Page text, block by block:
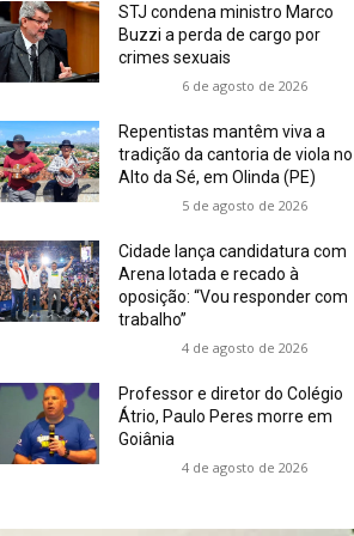
STJ condena ministro Marco
Buzzi a perda de cargo por
crimes sexuais
6 de agosto de 2026
Repentistas mantêm viva a
tradição da cantoria de viola no
Alto da Sé, em Olinda (PE)
5 de agosto de 2026
Cidade lança candidatura com
Arena lotada e recado à
oposição: “Vou responder com
trabalho”
4 de agosto de 2026
Professor e diretor do Colégio
Átrio, Paulo Peres morre em
Goiânia
4 de agosto de 2026